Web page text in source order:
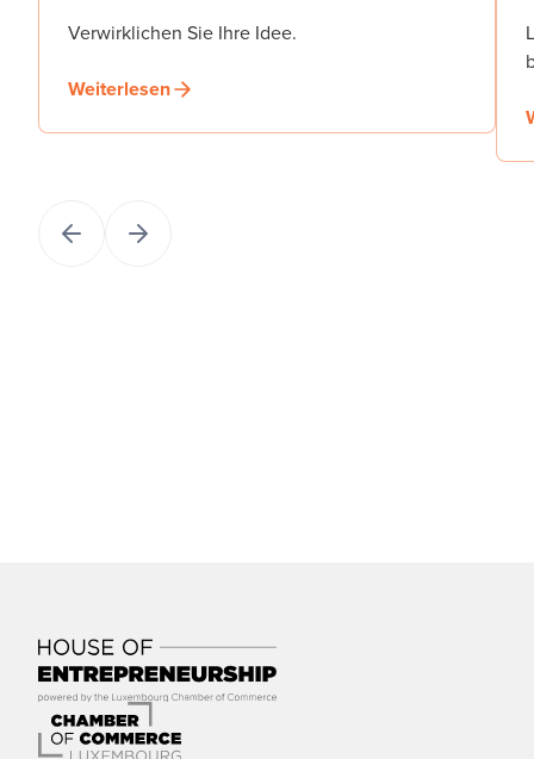
Verwirklichen Sie Ihre Idee.
Weiterlesen